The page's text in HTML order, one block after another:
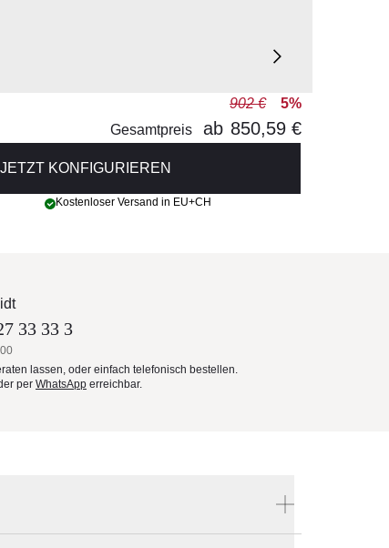
902 €
5%
Gesamtpreis
ab 850,59 €
JETZT KONFIGURIEREN
Kostenloser Versand in EU+CH
33 33 3
lassen, oder einfach telefonisch bestellen.
per WhatsApp erreichbar.